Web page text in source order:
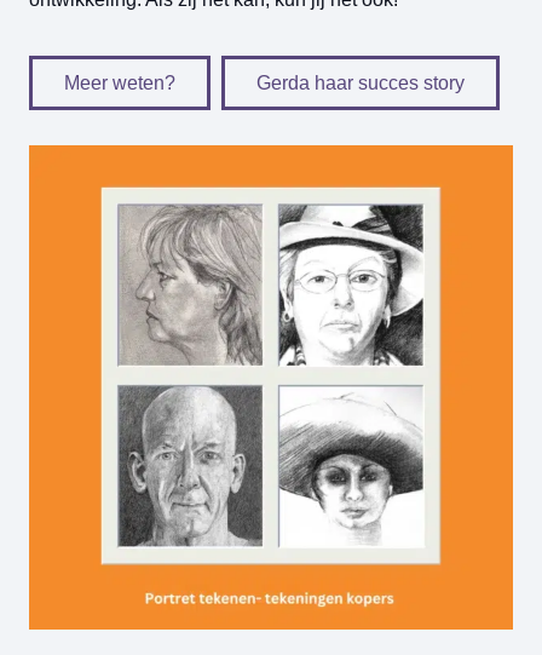
Meer weten? Gerda haar succes story